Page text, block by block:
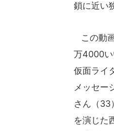
鎖に近い
この動
万4000い
仮面ライ
メッセー
さん（33
を演じた